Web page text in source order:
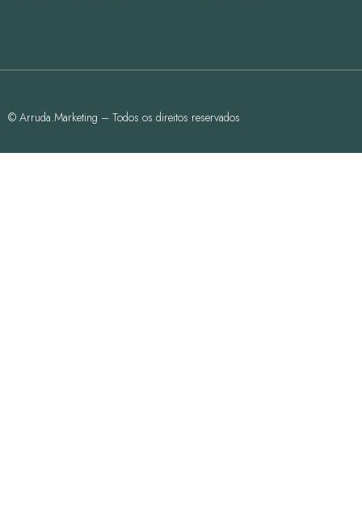
© Arruda.Marketing – Todos os direitos reservados